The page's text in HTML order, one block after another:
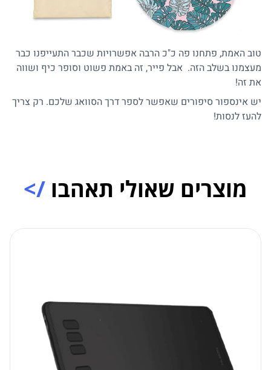
טוב האמת, פתחנו פה כ"כ הרבה אפשרויות שכבר התעייפנו כבר
מעצמנו בשלב הזה. אבל פייר, זה באמת פשוט וסופר כיף ושווה
את זה!
יש אינספור סיפורים שאפשר לספר דרך הסוואג שלכם. רק צריך
להעז לנסות!
מוצרים שאולי תאהבו />